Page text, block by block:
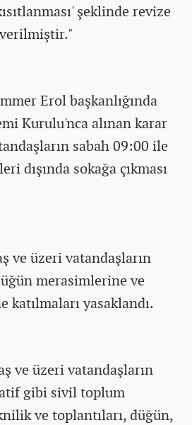
şeklinde revize
Erol başkanlığında
Kurulu'nca alınan karar
sabah 09:00 ile
dışında sokağa çıkması
ve üzeri vatandaşların
merasimlerine ve
katılmaları yasaklandı.
ve üzeri vatandaşların
gibi sivil toplum
ve toplantıları, düğün,